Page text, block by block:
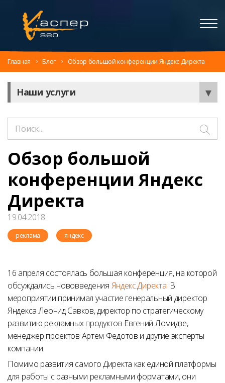
Главная Блог Обзор большой конференции Яндекс Директа
Наши услуги
Обзор большой
конференции Яндекс
Директа
19.04.2018
реклама яндекс
16 апреля состоялась большая конференция, на которой
обсуждались нововведения Яндекс.Директа. В
мероприятии принимал участие генеральный директор
Яндекса Леонид Савков, директор по стратегическому
развитию рекламных продуктов Евгений Ломидзе,
менеджер проектов Артем Федотов и другие эксперты
компании.
Помимо развития самого Директа как единой платформы
для работы с разными рекламными форматами, они